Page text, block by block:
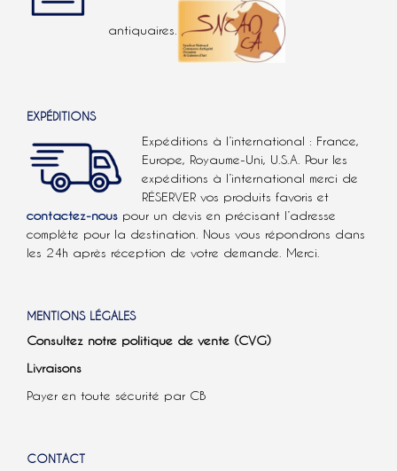
antiquaires.
EXPÉDITIONS
Expéditions à l’international : France,
Europe, Royaume-Uni, U.S.A. Pour les
expéditions à l’international merci de
RÉSERVER vos produits favoris et
contactez-nous pour un devis en précisant l’adresse
complète pour la destination. Nous vous répondrons dans
les 24h après réception de votre demande. Merci.
MENTIONS LÉGALES
Consultez notre politique de vente (CVG)
Livraisons
Payer en toute sécurité par CB
CONTACT